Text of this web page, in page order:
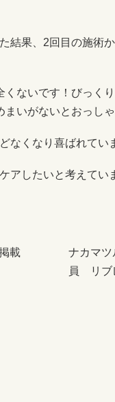
結果、2回目の施術
ないです！びっく
いがないとおっしゃ
なくなり喜ばれてい
アしたいと考えてい
載
ナカマツ
員 リブ